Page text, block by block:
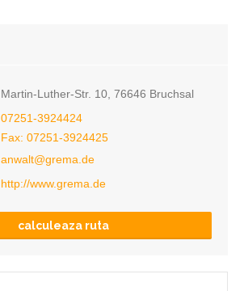
Martin-Luther-Str. 10, 76646 Bruchsal
07251-3924424
Fax: 07251-3924425
anwalt@grema.de
http://www.grema.de
calculeaza ruta